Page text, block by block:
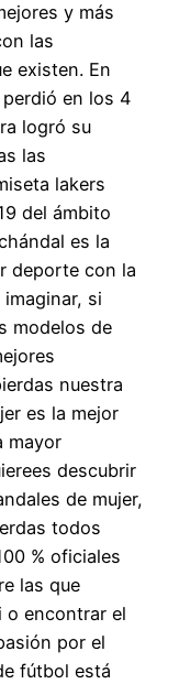
y más
las
existen. En
en los 4
logró su
las
lakers
del ámbito
es la
deporte con la
si
modelos de
nuestra
es la mejor
mayor
descubrir
de mujer,
todos
% oficiales
las que
o encontrar el
por el
fútbol está